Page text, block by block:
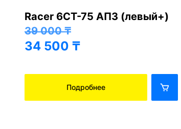
BarsAsia 6СТ-75 АПЗ
(85D26R, левый+)
41 000₸
Подробнее